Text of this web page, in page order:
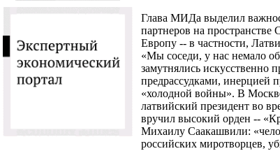
Глава МИДа выделил
партнеров на
Европу -- в частности,
«Мы соседи, у нас немало
замутнялись искусственно
предрассудками, инерцией
«холодной войны». В
латвийский президент во
вручил высокий орден --
Михаилу Саакашвили:
российских миротворцев,